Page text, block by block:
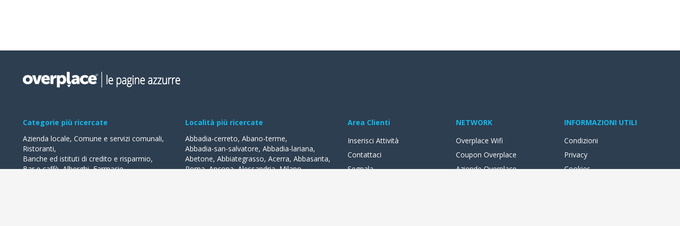
Categorie più ricercate
Azienda locale, Comune e servizi comunali,
Ristoranti,
Banche ed istituti di credito e risparmio,
Bar e caffè,Alberghi,Farmacie,
Località più ricercate
Abbadia-cerreto, Abano-terme,
Abbadia-san-salvatore, Abbadia-lariana,
Abetone, Abbiategrasso, Acerra, Abbasanta,
Roma,Ancona,Alessandria,Milano,
Area Clienti
Inserisci Attività
Contattaci
Segnala
NETWORK
Overplace Wifi
Coupon Overplace
Aziende Overplace
INFORMAZIONI UTILI
Condizioni
Privacy
Cookies